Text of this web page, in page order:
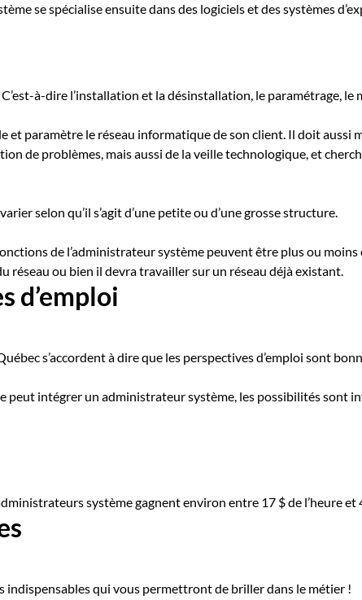
se spécialise ensuite dans des logiciels et des systèmes
à-dire l’installation et la désinstallation, le paramétrage, le
et paramètre le réseau informatique de son client. Il doit aussi
de problèmes, mais aussi de la veille technologique, et
selon qu’il s’agit d’une petite ou d’une grosse structure.
de l’administrateur système peuvent être plus ou
réseau ou bien il devra travailler sur un réseau déjà existant.
d’emploi
s’accordent à dire que les perspectives d’emploi sont
peut intégrer un administrateur système, les possibilités sont
système gagnent environ entre 17 $ de l’heure et
indispensables qui vous permettront de briller dans le métier !